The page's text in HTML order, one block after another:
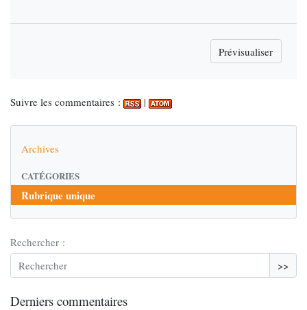
Suivre les commentaires : |
Archives
CATÉGORIES
Rubrique unique
Rechercher :
>>
Derniers commentaires